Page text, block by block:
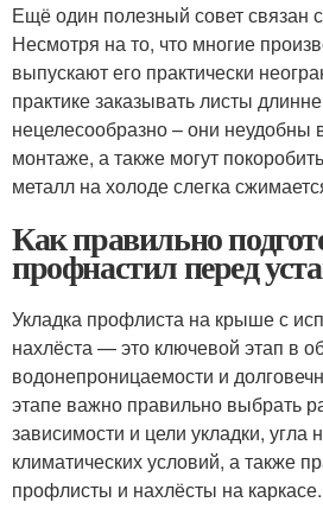
Ещё один полезный совет связан
Несмотря на то, что многие
выпускают его практически
практике заказывать листы
нецелесообразно – они неудобны
монтаже, а также могут
металл на холоде слегка
Как правильно
профнастил перед
Укладка профлиста на крыше с
нахлёста — это ключевой этап в
водонепроницаемости и
этапе важно правильно выбрать
зависимости и цели укладки, угла
климатических условий, а также
профлисты и нахлёсты на каркасе.